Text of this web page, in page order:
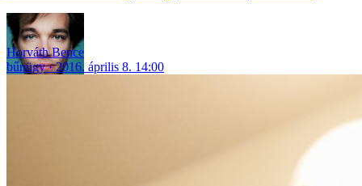
Horváth Bence
bűnügy
2016. április 8. 14:00